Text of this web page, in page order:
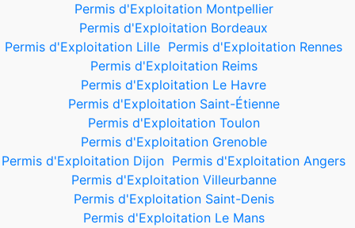
Permis d'Exploitation Montpellier
Permis d'Exploitation Bordeaux
Permis d'Exploitation Lille Permis d'Exploitation Rennes
Permis d'Exploitation Reims
Permis d'Exploitation Le Havre
Permis d'Exploitation Saint-Étienne
Permis d'Exploitation Toulon
Permis d'Exploitation Grenoble
Permis d'Exploitation Dijon Permis d'Exploitation Angers
Permis d'Exploitation Villeurbanne
Permis d'Exploitation Saint-Denis
Permis d'Exploitation Le Mans